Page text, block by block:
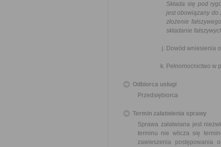
Składa się pod
jest obowiązany do
złożenie
składanie
Dowód wniesienia
Pełnomocnictwo w
Odbiorca usługi
Przedsiębiorca
Termin załatwienia sprawy
Sprawa załatwiana jest
terminu nie wlicza się
zawieszenia postępowania